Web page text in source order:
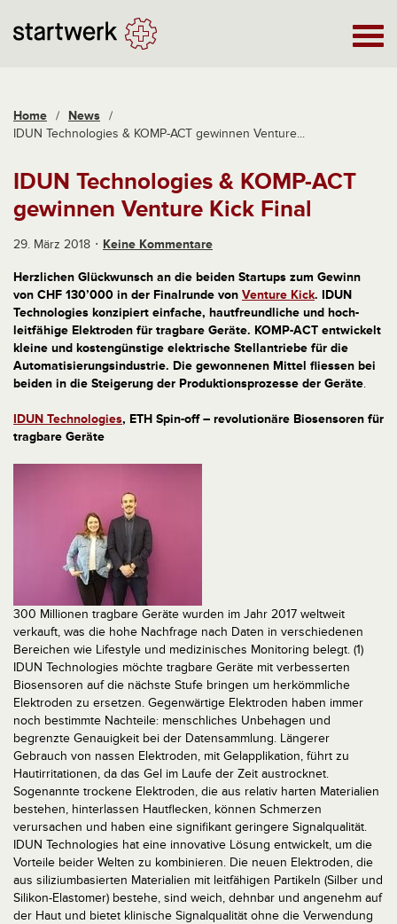
Home / News /
IDUN Technologies & KOMP-ACT gewinnen Venture...
IDUN Technologies & KOMP-ACT
gewinnen Venture Kick Final
29. März 2018 Keine Kommentare
Herzlichen Glückwunsch an die beiden Startups zum Gewinn
von CHF 130’000 in der Finalrunde von Venture Kick. IDUN
Technologies konzipiert einfache, hautfreundliche und hoch-
leitfähige Elektroden für tragbare Geräte. KOMP-ACT entwickelt
kleine und kostengünstige elektrische Stellantriebe für die
Automatisierungsindustrie. Die gewonnenen Mittel fliessen bei
beiden in die Steigerung der Produktionsprozesse der Geräte.
IDUN Technologies, ETH Spin-off – revolutionäre Biosensoren für
tragbare Geräte
300 Millionen tragbare Geräte wurden im Jahr 2017 weltweit
verkauft, was die hohe Nachfrage nach Daten in verschiedenen
Bereichen wie Lifestyle und medizinisches Monitoring belegt. (1)
IDUN Technologies möchte tragbare Geräte mit verbesserten
Biosensoren auf die nächste Stufe bringen um herkömmliche
Elektroden zu ersetzen. Gegenwärtige Elektroden haben immer
noch bestimmte Nachteile: menschliches Unbehagen und
begrenzte Genauigkeit bei der Datensammlung. Längerer
Gebrauch von nassen Elektroden, mit Gelapplikation, führt zu
Hautirritationen, da das Gel im Laufe der Zeit austrocknet.
Sogenannte trockene Elektroden, die aus relativ harten Materialien
bestehen, hinterlassen Hautflecken, können Schmerzen
verursachen und haben eine signifikant geringere Signalqualität.
IDUN Technologies hat eine innovative Lösung entwickelt, um die
Vorteile beider Welten zu kombinieren. Die neuen Elektroden, die
aus siliziumbasierten Materialien mit leitfähigen Partikeln (Silber und
Silikon-Elastomer) bestehe, sind weich, dehnbar und angenehm auf
der Haut und bietet klinische Signalqualität ohne die Verwendung